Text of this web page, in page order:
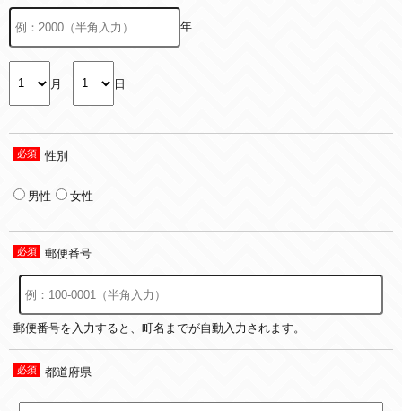
年
月 日
性別
男性 女性
郵便番号
郵便番号を入力すると、町名までが自動入力されます。
都道府県